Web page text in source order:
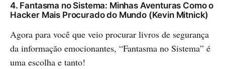
4. Fantasma no Sistema: Minhas Aventuras Como o
Hacker Mais Procurado do Mundo (Kevin Mitnick)
Agora para você que veio procurar livros de segurança
da informação emocionantes, “Fantasma no Sistema” é
uma escolha e tanto!